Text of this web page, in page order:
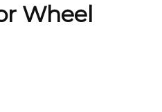
Wheel